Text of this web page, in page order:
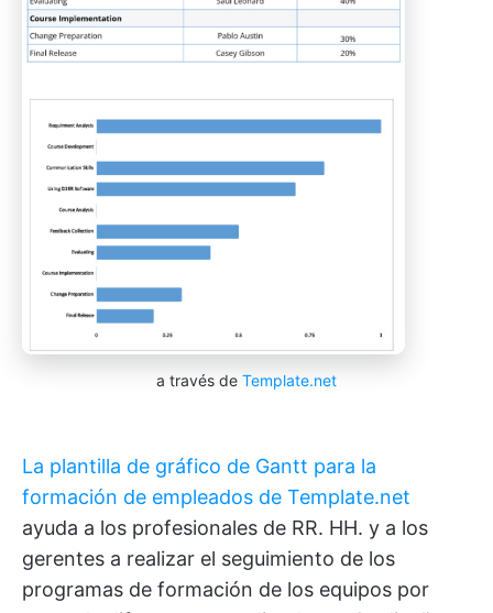
a través de Template.net
La plantilla de gráfico de Gantt para la
formación de empleados de Template.net
ayuda a los profesionales de RR. HH. y a los
gerentes a realizar el seguimiento de los
programas de formación de los equipos por